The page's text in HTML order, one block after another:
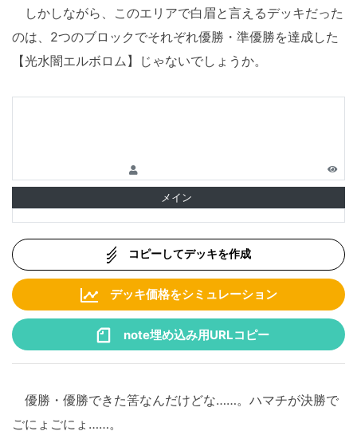
しかしながら、このエリアで白眉と言えるデッキだった
のは、2つのブロックでそれぞれ優勝・準優勝を達成した
【光水闇エルボロム】じゃないでしょうか。
メイン
コピーしてデッキを作成
デッキ価格をシミュレーション
note埋め込み用URLコピー
優勝・優勝できた筈なんだけどな……。ハマチが決勝で
ごにょごにょ……。